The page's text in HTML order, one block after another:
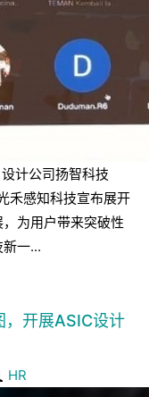
计公司扬智科技
禾感知科技宣布展开
为用户带来突破性
一...
，开展ASIC设计
HR